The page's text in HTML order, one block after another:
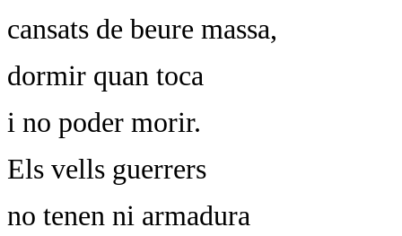
cansats de beure massa,
dormir quan toca
i no poder morir.
Els vells guerrers
no tenen ni armadura